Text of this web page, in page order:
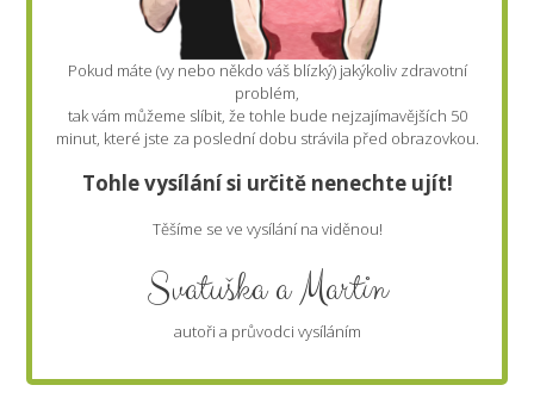
Pokud máte (vy nebo někdo váš blízký) jakýkoliv zdravotní
problém,
tak vám můžeme slíbit, že tohle bude nejzajímavějších 50
minut, které jste za poslední dobu strávila před obrazovkou.
Tohle vysílání si určitě nenechte ujít!
Těšíme se ve vysílání na viděnou!
Svatuška a Martin
autoři a průvodci vysíláním